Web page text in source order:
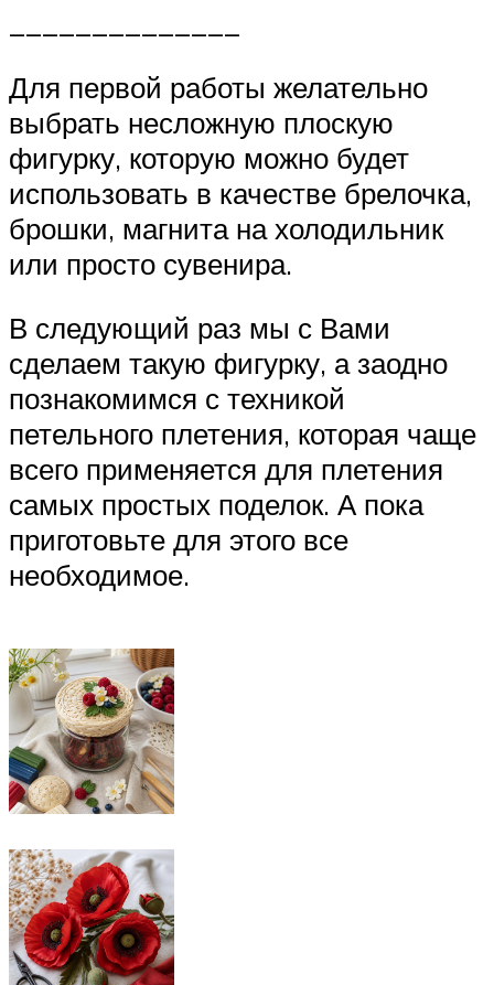
Для первой работы желательно
выбрать несложную плоскую
фигурку, которую можно будет
использовать в качестве брелочка,
брошки, магнита на холодильник
или просто сувенира.
В следующий раз мы с Вами
сделаем такую фигурку, а заодно
познакомимся с техникой
петельного плетения, которая чаще
всего применяется для плетения
самых простых поделок. А пока
приготовьте для этого все
необходимое.